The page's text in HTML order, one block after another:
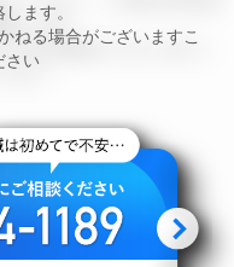
ます。
ねる場合がございますこ
さい